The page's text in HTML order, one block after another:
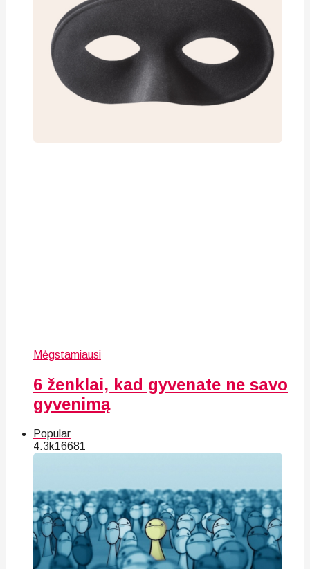
Mėgstamiausi
6 ženklai, kad gyvenate ne savo
gyvenimą
Popular
4.3k16681